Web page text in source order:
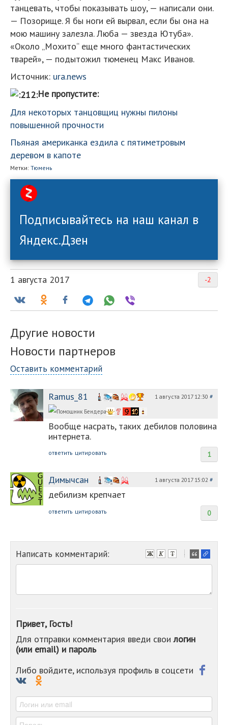
танцевать, чтобы показывать шоу, — написали они.
— Позорище. Я бы ноги ей вырвал, если бы она на
мою машину залезла. Люба — звезда Ютуба».
«Около „Мохито“ еще много фантастических
тварей», — подытожил тюменец Макс Иванов.
Источник: ura.news
Не пропустите:
Для некоторых танцовщиц нужны пилоны
повышенной прочности
Пьяная американка ездила с пятиметровым
деревом в капоте
Метки: Тюмень
Подписывайтесь на наш канал в
Яндекс.Дзен
-2
1 августа 2017
Другие новости
Новости партнеров
Оставить комментарий
Ramus_81 1 августа 2017 12:30 #
Вообще насрать, таких дебилов половина
интернета.
1
ответить цитировать
Димычсан 1 августа 2017 15:02 #
дебилизм крепчает
0
ответить цитировать
Написать комментарий:
-
-
-
-
-
Привет, Гость!
Для отправки комментария введи своилогин
(или email) и пароль
Либо войдите, используя профиль в соцсети